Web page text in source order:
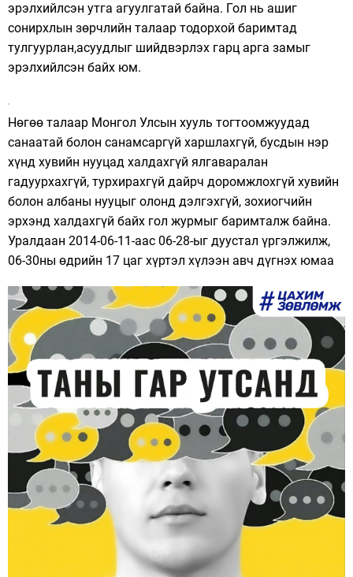
эрэлхийлсэн утга агуулгатай байна. Гол нь ашиг
сонирхлын зөрчлийн талаар тодорхой баримтад
тулгуурлан,асуудлыг шийдвэрлэх гарц арга замыг
эрэлхийлсэн байх юм.
Нөгөө талаар Монгол Улсын хууль тогтоомжуудад
санаатай болон санамсаргүй харшлахгүй, бусдын нэр
хүнд хувийн нууцад халдахгүй ялгаваралан
гадуурхахгүй, турхирахгүй дайрч доромжлохгүй хувийн
болон албаны нууцыг олонд дэлгэхгүй, зохиогчийн
эрхэнд халдахгүй байх гол журмыг баримталж байна.
Уралдаан 2014-06-11-аас 06-28-ыг дуустал үргэлжилж,
06-30ны өдрийн 17 цаг хүртэл хүлээн авч дүгнэх юмаа